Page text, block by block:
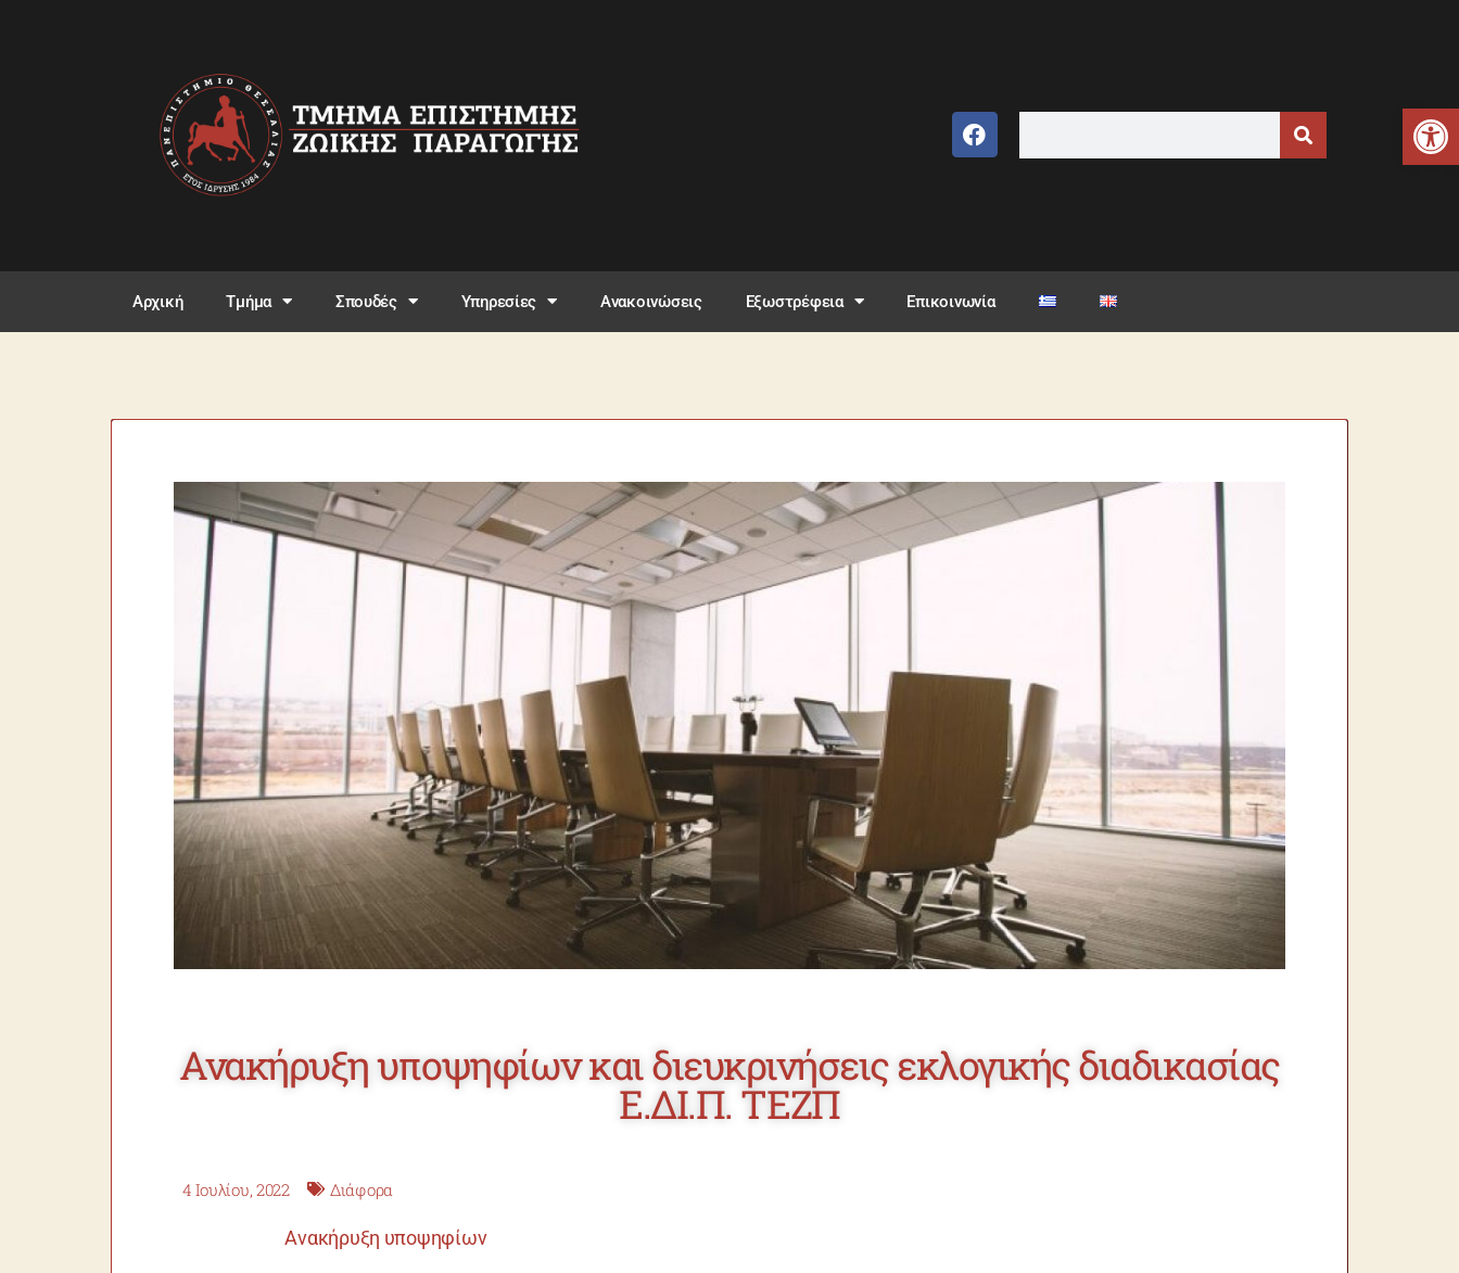
Ανοίξτε τη γραμμή εργαλείων
Αρχική Τμήμα Σπουδές Υπηρεσίες Ανακοινώσεις Εξωστρέφεια Επικοινωνία
Ανακήρυξη υποψηφίων και διευκρινήσεις εκλογικής διαδικασίας
Ε.ΔΙ.Π. ΤΕΖΠ
4 Ιουλίου, 2022 Διάφορα
Ανακήρυξη υποψηφίων